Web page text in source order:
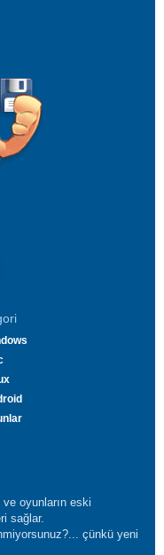
oyunların eski
sağlar.
çünkü yeni